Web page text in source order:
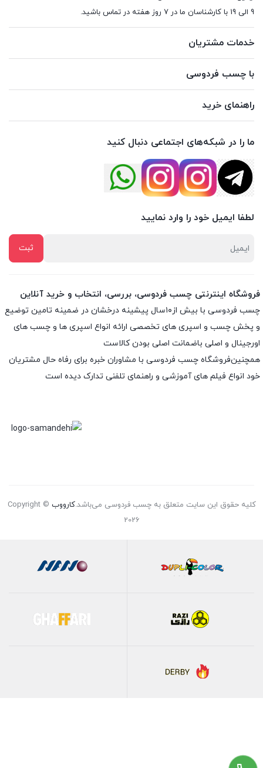
9 الی 19 با کارشناسان ما در 7 روز هفته در تماس باشید.
خدمات مشتریان
با چسب فردوسی
راهنمای خرید
ما را در شبکه‌های اجتماعی دنبال کنید
لطفا ایمیل خود را وارد نمایید
فروشگاه اینترنتی چسب فردوسی، بررسی، انتخاب و خرید آنلاین
چسب فردوسی با بیش از۱۰سال پیشینه درخشان در ضمینه تامین توضیع
و پخش چسب و اسپری های تخصصی ارائه انواع اسپری ها و چسب های
اورجینال و اصلی باضمانت اصلی بودن کالاست
همچنین‌فروشگاه چسب فردوسی با مشاوران خبره برای رفاه حال مشتریان
خود انواع فیلم های آموزشی و راهنمای تلفنی تدارک دیده است
کلیه حقوق این سایت متعلق به چسب فردوسی می‌باشد.کارووب Copyright ©
2026